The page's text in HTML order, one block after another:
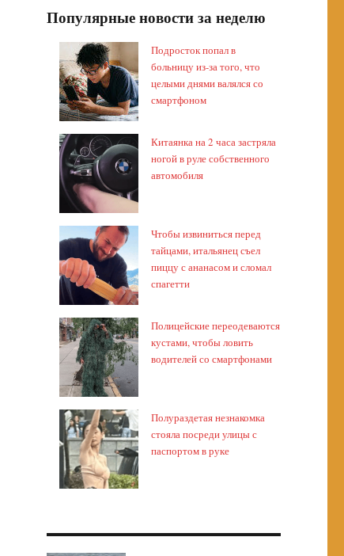
Популярные новости за неделю
Подросток попал в
больницу из-за того, что
целыми днями валялся со
смартфоном
Китаянка на 2 часа застряла
ногой в руле собственного
автомобиля
Чтобы извиниться перед
тайцами, итальянец съел
пиццу с ананасом и сломал
спагетти
Полицейские переодеваются
кустами, чтобы ловить
водителей со смартфонами
Полураздетая незнакомка
стояла посреди улицы с
паспортом в руке